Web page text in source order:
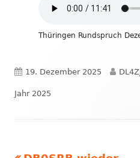
Thüringen Rundspruch
Veröffentlicht
am
19. Dezember 2025 Autor
Jahr 2025